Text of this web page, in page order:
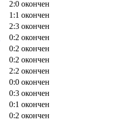
2:0 окончен
1:1 окончен
2:3 окончен
0:2 окончен
0:2 окончен
0:2 окончен
2:2 окончен
0:0 окончен
0:3 окончен
0:1 окончен
0:2 окончен